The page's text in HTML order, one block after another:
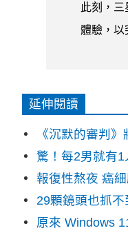
此刻，
體驗，以
延伸閱讀
《沉默的審判
驚！每2男就有1
報復性熬夜 癌
29顆鏡頭也抓
原來 Windows